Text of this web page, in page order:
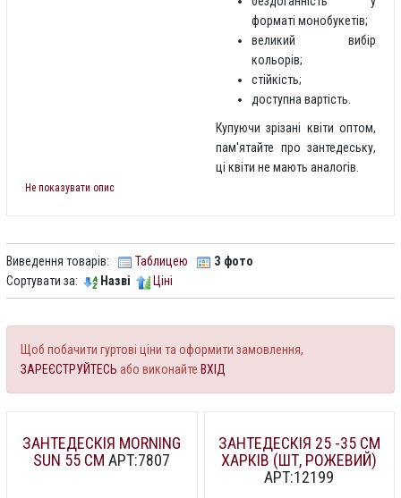
форматі монобукетів;
великий вибір
кольорів;
стійкість;
доступна вартість.
Купуючи зрізані квіти оптом,
пам'ятайте про зантедеську,
ці квіти не мають аналогів.
Не показувати опис
Виведення товарів: Таблицею
З фото
Сортувати за:
Назві Ціні
Щоб побачити гуртові ціни та оформити замовлення,
ЗАРЕЄСТРУЙТЕСЬ або виконайте ВХІД
ЗАНТЕДЕСКІЯ MORNING
SUN 55 СМ АРТ:7807
ЗАНТЕДЕСКІЯ 25 -35 СМ
ХАРКІВ (ШТ, РОЖЕВИЙ)
АРТ:12199